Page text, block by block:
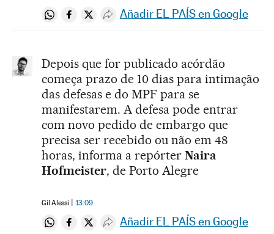
Compartir en Whatsapp
Compartir en Facebook
Compartir en Twitter
Desplegar Redes Sociales
Añadir EL PAÍS en Google
Depois que for publicado acórdão
começa prazo de 10 dias para intimação
das defesas e do MPF para se
manifestarem. A defesa pode entrar
com novo pedido de embargo que
precisa ser recebido ou não em 48
horas, informa a repórter Naira
Hofmeister, de Porto Alegre
Gil Alessi 13:09
Compartir en Whatsapp
Compartir en Facebook
Compartir en Twitter
Desplegar Redes Sociales
Añadir EL PAÍS en Google